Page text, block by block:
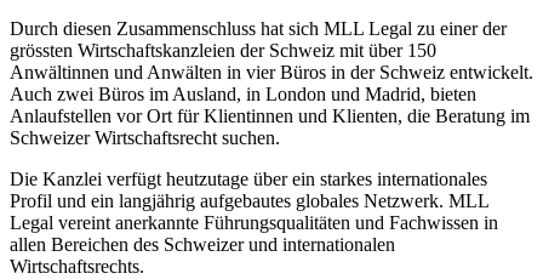
Durch diesen Zusammenschluss hat sich MLL Legal zu einer der
grössten Wirtschaftskanzleien der Schweiz mit über 150
Anwältinnen und Anwälten in vier Büros in der Schweiz entwickelt.
Auch zwei Büros im Ausland, in London und Madrid, bieten
Anlaufstellen vor Ort für Klientinnen und Klienten, die Beratung im
Schweizer Wirtschaftsrecht suchen.
Die Kanzlei verfügt heutzutage über ein starkes internationales
Profil und ein langjährig aufgebautes globales Netzwerk. MLL
Legal vereint anerkannte Führungsqualitäten und Fachwissen in
allen Bereichen des Schweizer und internationalen
Wirtschaftsrechts.